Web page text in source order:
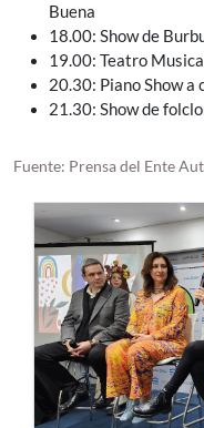
Buena
18.00: Show de
19.00: Teatro
20.30: Piano Show a
21.30: Show de
Fuente: Prensa del Ente